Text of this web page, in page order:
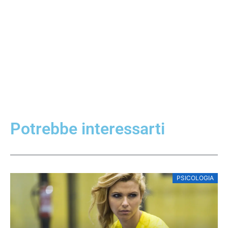
Potrebbe interessarti
PSICOLOGIA